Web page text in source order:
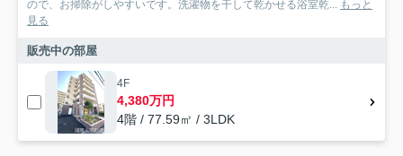
ので、お掃除がしやすいです。洗濯物を干して乾かせる浴室乾... もっと
見る
販売中の部屋
4F
4,380万円
4階 / 77.59㎡ / 3LDK